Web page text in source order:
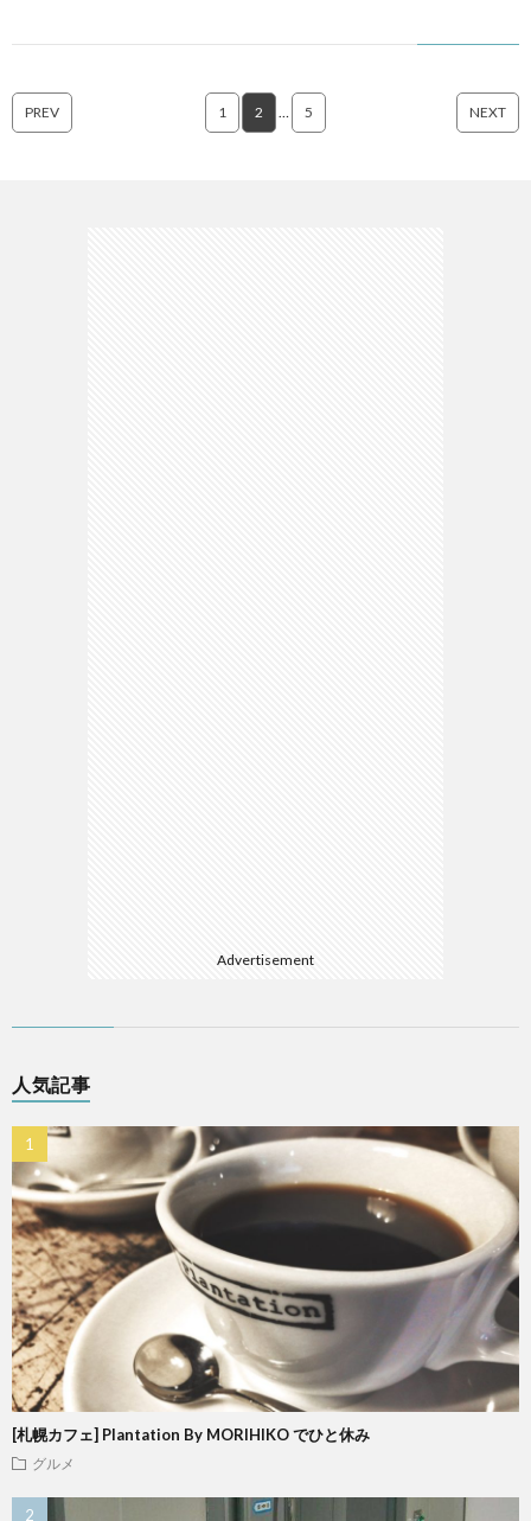
PREV 1 2 … 5 NEXT
Advertisement
人気記事
[札幌カフェ] Plantation By MORIHIKO でひと休み
グルメ